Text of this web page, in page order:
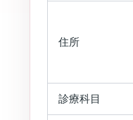
住所
診療科目